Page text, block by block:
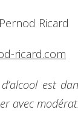
Ricard
ricard.com
est
avec